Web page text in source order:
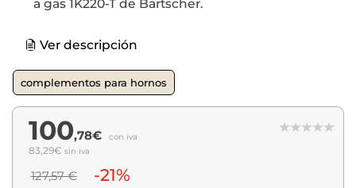
a gas 1K220-T de Bartscher.
Ver descripción
complementos para hornos
100,78€ con iva
83,29€ sin iva
127,57 € -21%